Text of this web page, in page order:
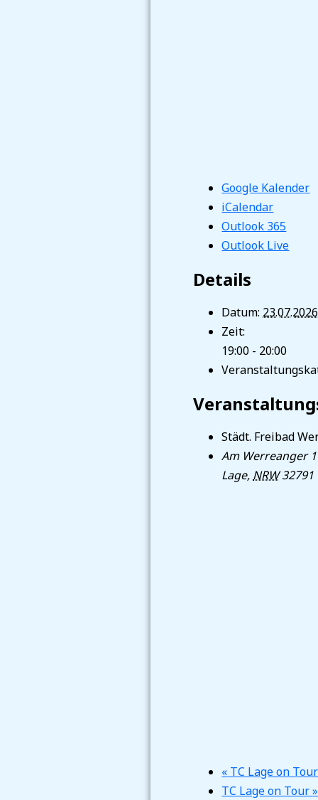
Google Kalender
iCalendar
Outlook 365
Outlook Live
Details
Datum: 23.07.2026
Zeit:
19:00 - 20:00
Städt. Freibad
Am Werreanger 1
Lage, NRW 32791
« TC Lage on Tour
TC Lage on Tour»